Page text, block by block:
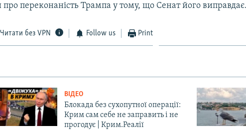
про переконаність Трампа у тому, що Сенат його виправдає.
Читати без VPN Follow us Print
ВІДЕО
Блокада без сухопутної операції:
Крим сам себе не заправить і не
прогодує | Крим.Реалії